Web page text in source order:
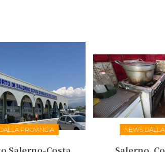
PROVINCIA NEWS